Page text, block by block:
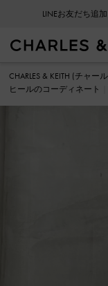
LINEお友だち追
CHARLES & KEITH (チャ
ヒールのコーディネート